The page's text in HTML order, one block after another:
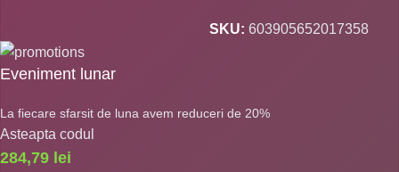
SKU:603905652017358
Eveniment lunar
La fiecare sfarsit de luna avem reduceri de 20%
Asteapta codul
284,79 lei